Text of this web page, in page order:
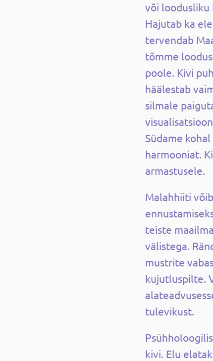
või loodusliku
Hajutab ka
tervendab
tõmme
poole. Kivi
häälestab
silmale
Südame
harmooniat.
armastusele.
Malahhiiti
teiste
välistega.
mustrite
kujutluspilte.
tulevikust.
kivi. Elu